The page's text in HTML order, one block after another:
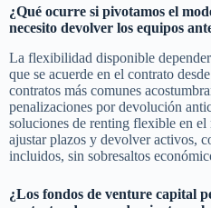
¿Qué ocurre si pivotamos el
necesito devolver los equipos
La flexibilidad disponible
que se acuerde en el contrato
contratos más comunes
penalizaciones por devolución
soluciones de renting flexible en el
ajustar plazos y devolver activos,
incluidos, sin sobresaltos
¿Los fondos de venture capital